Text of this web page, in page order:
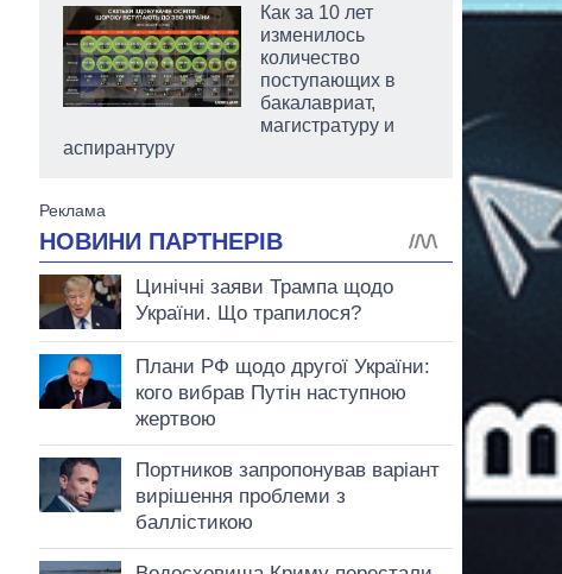
Как за 10 лет
изменилось
количество
поступающих в
бакалавриат,
магистратуру и
аспирантуру